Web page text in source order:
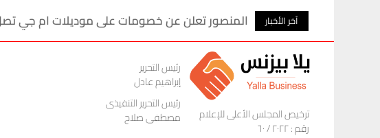
آخر الأخبار المنصور تعلن عن خصومات على موديلات ام جي تصل إلى 100
ترخيص المجلس الأعلى للإعلام
رقم : ٢٠٢٢ / ٦٠
رئيس التحرير
إبراهيم عادل
رئيس التحرير التنفيذى
مصطفى صلاح